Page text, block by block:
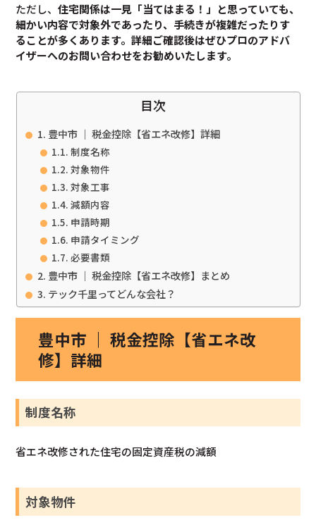
ただし、住宅関係は一見「当てはまる！」と思っていても、
細かい内容で対象外であったり、手続きが複雑だったりす
ることが多くあります。詳細ご確認後はぜひプロのアドバ
イザーへのお問い合わせをお勧めいたします。
目次
豊中市 ｜ 税金控除【省エネ改修】詳細
制度名称
対象物件
対象工事
減額内容
申請時期
申請タイミング
必要書類
豊中市 ｜ 税金控除【省エネ改修】まとめ
テック千里ってどんな会社？
豊中市 ｜ 税金控除【省エネ改
修】詳細
制度名称
省エネ改修された住宅の固定資産税の減額
対象物件